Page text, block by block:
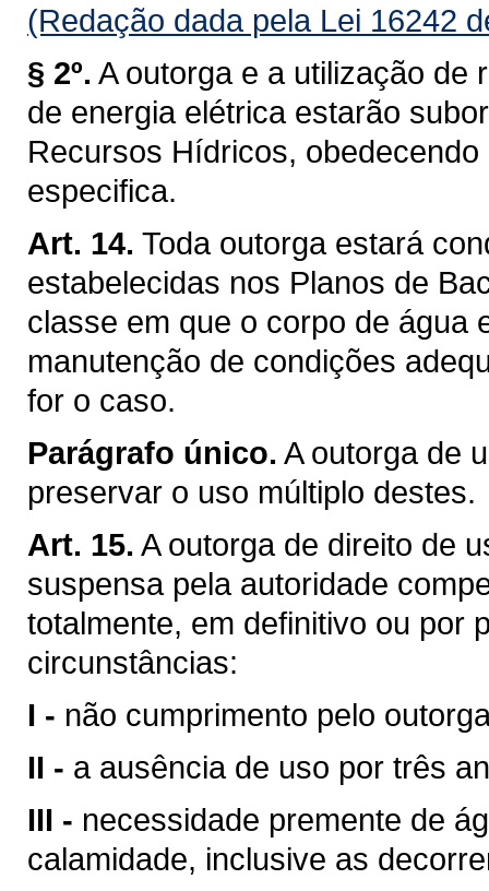
(Redação dada pela Lei 16242
§ 2º. A outorga e a utilização de
de energia elétrica estarão
Recursos Hídricos,
especifica.
Art. 14. Toda outorga estará
estabelecidas nos Planos de
classe em que o corpo de água
manutenção de condições
for o caso.
Parágrafo único. A outorga de
preservar o uso múltiplo destes.
Art. 15. A outorga de direito de
suspensa pela autoridade
totalmente, em definitivo ou por
circunstâncias:
I - não cumprimento pelo
II - a ausência de uso por três
III - necessidade premente de
calamidade, inclusive as